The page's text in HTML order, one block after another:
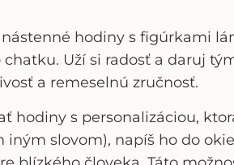
nástenné hodiny s figúrkami
Uží si radosť a daruj
a remeselnú zručnosť.
hodiny s personalizáciou,
iným slovom), napíš ho do